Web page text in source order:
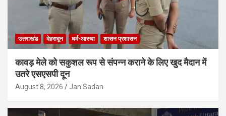
उत्तराखंड देहरादून धर्म-आस्था शासन प्रशासन
कावड़ मेले को सकुशल रूप से संपन्न कराने के लिए खुद मैदान में
उतरे एसएसपी दून
August 8, 2026 Jan Sadan